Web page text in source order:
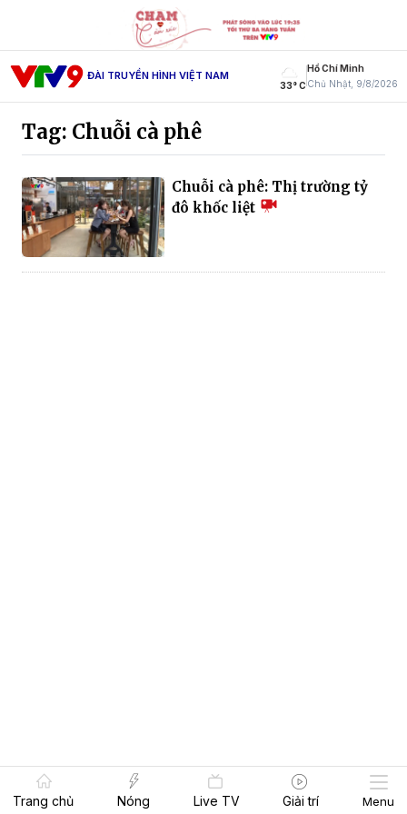
ĐÀI TRUYỀN HÌNH VIỆT NAM
33° C
Hồ Chí Minh
Chủ Nhật, 9/8/2026
Tag: Chuỗi cà phê
Chuỗi cà phê: Thị trường tỷ
đô khốc liệt
Trang chủ Nóng Live TV Giải trí Menu